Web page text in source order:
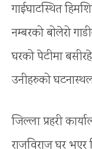
गाईघाटस्थित
नम्बरको बोलेरो
घरको पेटीमा
उनीहरुको
जिल्ला प्रहरी
राजविराज घर भएर